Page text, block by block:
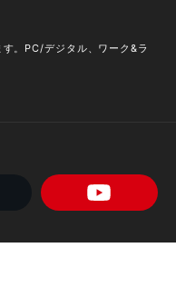
。PC/デジタル、ワーク&ラ